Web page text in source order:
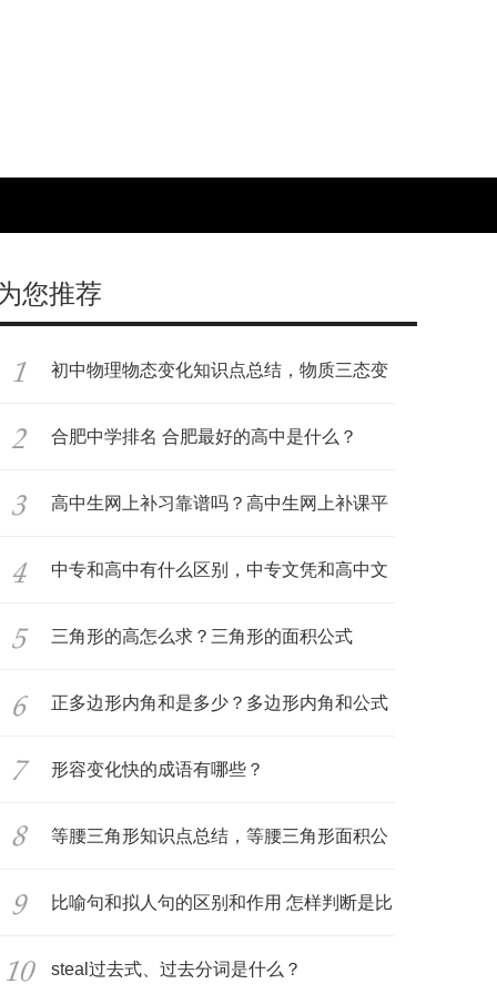
您推荐
初中物理物态变化知识点总结，物质三态变
化
合肥中学排名 合肥最好的高中是什么？
高中生网上补习靠谱吗？高中生网上补课平
台
中专和高中有什么区别，中专文凭和高中文
凭
三角形的高怎么求？三角形的面积公式
正多边形内角和是多少？多边形内角和公式
推
形容变化快的成语有哪些？
等腰三角形知识点总结，等腰三角形面积公
式
比喻句和拟人句的区别和作用 怎样判断是比
steal过去式、过去分词是什么？